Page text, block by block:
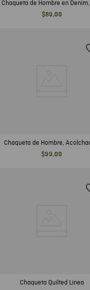
Chaqueta de Hombre en
Trucker Straight Fit - Negro
$89,00
Chaqueta de Hombre,
TOGS
$99,00
Chaqueta Quilted Linea